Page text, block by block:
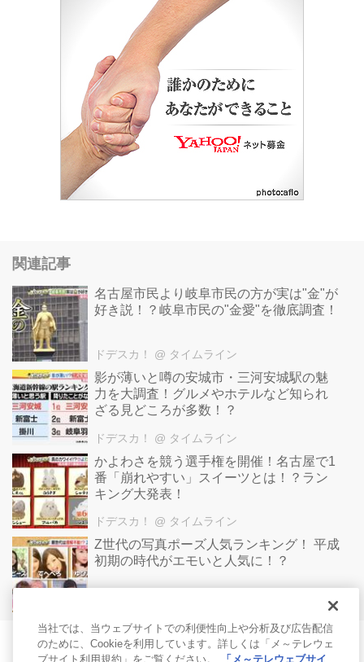
関連記事
名古屋市民より岐阜市民の方が実は"金"が
好き説！？岐阜市民の"金愛"を徹底調査！
ドデスカ！ @ タイムライン
影が薄いと噂の安城市・三河安城駅の魅
力を大調査！グルメやホテルなど知られ
ざる見どころが多数！？
ドデスカ！ @ タイムライン
かよわさを競う選手権を開催！名古屋で1
番「崩れやすい」スイーツとは！？ラン
キング大発表！
ドデスカ！ @ タイムライン
Z世代の写真ポーズ人気ランキング！ 平成
初期の時代がエモいと人気に！？
当社では、当ウェブサイトでの利便性向上や分析及び広告配信
のために、Cookieを利用しています。詳しくは「メ～テレウェ
ブサイト利用規約」をご覧ください。
「メ～テレウェブサイ